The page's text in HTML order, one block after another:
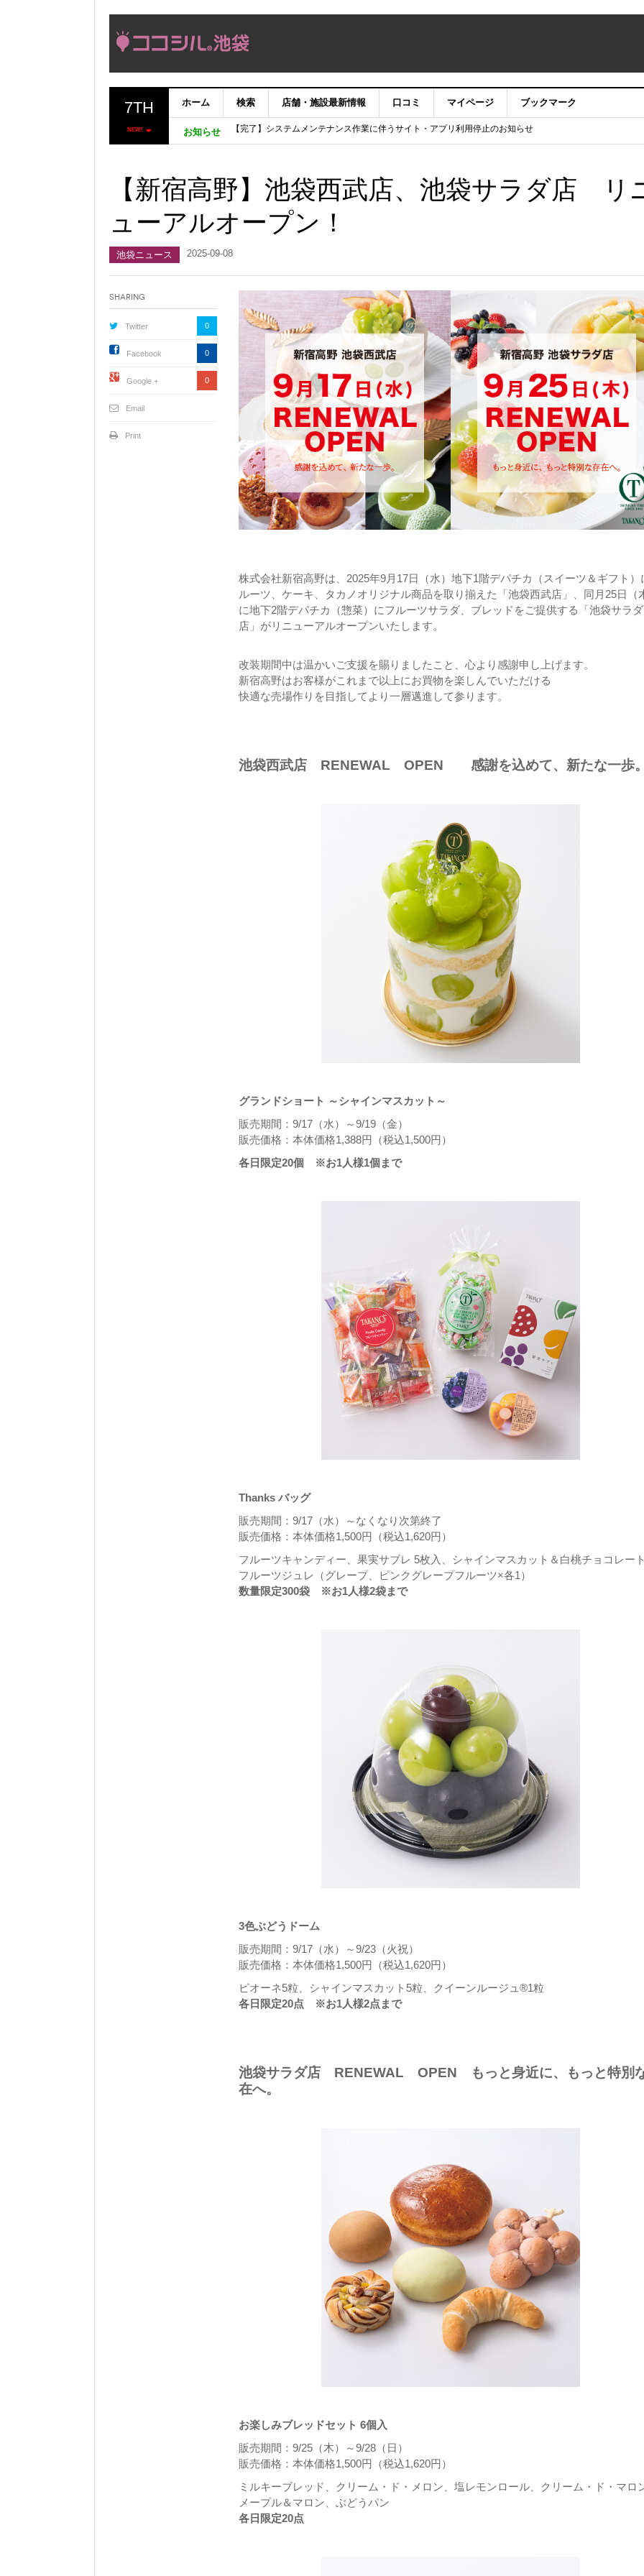
7TH
NEW!
ホーム 検索 店舗・施設最新情報 口コミ マイページ ブックマーク
お知らせ
【完了】システムメンテナンス作業に伴うサイト・アプリ利用停止のお知らせ
【重要：9月5日（火）22時】ココシル：アカウントサービス移行のお知らせ
「いま、困っている店舗の皆様を応援させていただきたい！」
【新宿高野】池袋西武店、池袋サラダ店 リ
ューアルオープン！
池袋ニュース 2025-09-08
株式会社新宿高野は、2025年9月17日（水）地下1階デパチカ（スイーツ＆ギフト）
ルーツ、ケーキ、タカノオリジナル商品を取り揃えた「池袋西武店」、同月25日（
に地下2階デパチカ（惣菜）にフルーツサラダ、ブレッドをご提供する「池袋サラダ
店」がリニューアルオープンいたします。
改装期間中は温かいご支援を賜りましたこと、心より感謝申し上げます。
新宿高野はお客様がこれまで以上にお買物を楽しんでいただける
快適な売場作りを目指してより一層邁進して参ります。
池袋西武店 RENEWAL OPEN 感謝を込めて、新たな一歩
グランドショート ～シャインマスカット～
販売期間：9/17（水）～9/19（金）
販売価格：本体価格1,388円（税込1,500円）
各日限定20個 ※お1人様1個まで
Thanks バッグ
販売期間：9/17（水）～なくなり次第終了
販売価格：本体価格1,500円（税込1,620円）
フルーツキャンディー、果実サブレ 5枚入、シャインマスカット＆白桃チョコレー
フルーツジュレ（グレープ、ピンクグレープフルーツ×各1）
数量限定300袋 ※お1人様2袋まで
3色ぶどうドーム
販売期間：9/17（水）～9/23（火祝）
販売価格：本体価格1,500円（税込1,620円）
ピオーネ5粒、シャインマスカット5粒、クイーンルージュ®1粒
各日限定20点 ※お1人様2点まで
池袋サラダ店 RENEWAL OPEN もっと身近に、もっと特別
在へ。
お楽しみブレッドセット 6個入
販売期間：9/25（木）～9/28（日）
販売価格：本体価格1,500円（税込1,620円）
ミルキーブレッド、クリーム・ド・メロン、塩レモンロール、クリーム・ド・マロ
メープル＆マロン、ぶどうパン
各日限定20点
Sharing
Twitter 0
Facebook 0
Google + 0
Email
Print